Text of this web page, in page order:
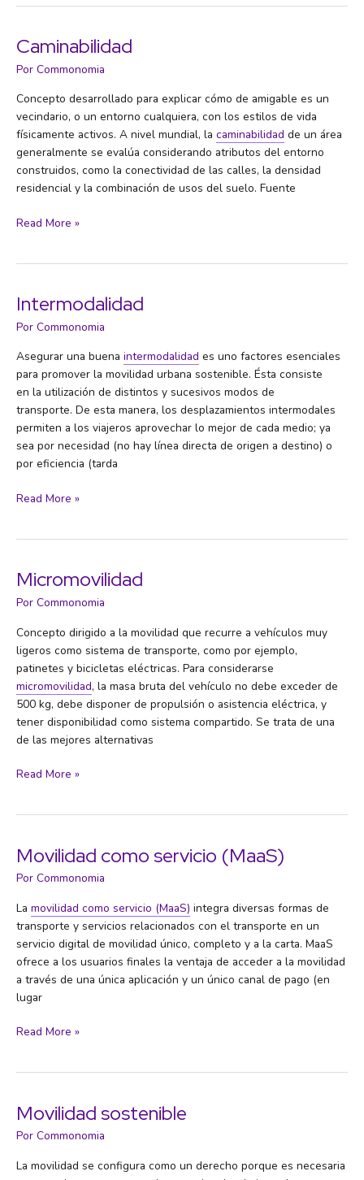
Caminabilidad
Por Commonomia
Concepto desarrollado para explicar cómo de amigable es un
vecindario, o un entorno cualquiera, con los estilos de vida
físicamente activos. A nivel mundial, la caminabilidad de un área
generalmente se evalúa considerando atributos del entorno
construidos, como la conectividad de las calles, la densidad
residencial y la combinación de usos del suelo. Fuente
Caminabilidad
Read More »
Intermodalidad
Por Commonomia
Asegurar una buena intermodalidad es uno factores esenciales
para promover la movilidad urbana sostenible. Ésta consiste
en la utilización de distintos y sucesivos modos de
transporte. De esta manera, los desplazamientos intermodales
permiten a los viajeros aprovechar lo mejor de cada medio; ya
sea por necesidad (no hay línea directa de origen a destino) o
por eficiencia (tarda
Intermodalidad
Read More »
Micromovilidad
Por Commonomia
Concepto dirigido a la movilidad que recurre a vehículos muy
ligeros como sistema de transporte, como por ejemplo,
patinetes y bicicletas eléctricas. Para considerarse
micromovilidad, la masa bruta del vehículo no debe exceder de
500 kg, debe disponer de propulsión o asistencia eléctrica, y
tener disponibilidad como sistema compartido. Se trata de una
de las mejores alternativas
Micromovilidad
Read More »
Movilidad como servicio (MaaS)
Por Commonomia
La movilidad como servicio (MaaS) integra diversas formas de
transporte y servicios relacionados con el transporte en un
servicio digital de movilidad único, completo y a la carta. MaaS
ofrece a los usuarios finales la ventaja de acceder a la movilidad
a través de una única aplicación y un único canal de pago (en
lugar
Movilidad
Read More »
Movilidad sostenible
Por Commonomia
La movilidad se configura como un derecho porque es necesaria